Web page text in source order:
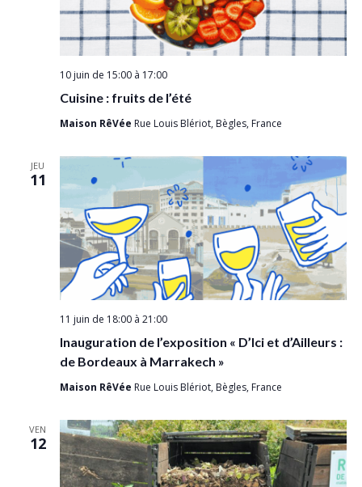
Cuisine : fruits de l’été
10 juin de 15:00à 17:00
Maison RêVée Rue Louis Blériot, Bègles, France
JEU
11
Inauguration de l’exposition « D’Ici et d’Ailleurs :
de Bordeaux à Marrakech »
11 juin de 18:00à 21:00
Maison RêVée Rue Louis Blériot, Bègles, France
VEN
12